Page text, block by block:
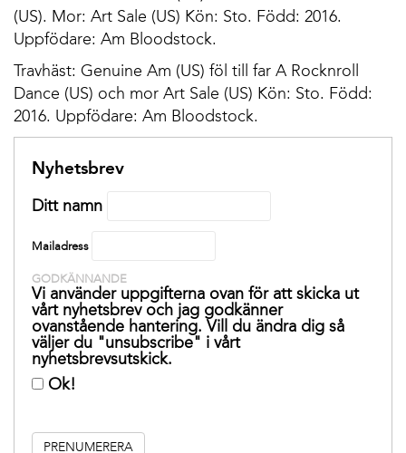
(US). Mor: Art Sale (US) Kön: Sto. Född: 2016.
Uppfödare: Am Bloodstock.
Travhäst: Genuine Am (US) föl till far A Rocknroll
Dance (US) och mor Art Sale (US) Kön: Sto. Född:
2016. Uppfödare: Am Bloodstock.
Nyhetsbrev
Ditt namn
Mailadress
GODKÄNNANDE
Vi använder uppgifterna ovan för att skicka ut
vårt nyhetsbrev och jag godkänner
ovanstående hantering. Vill du ändra dig så
väljer du "unsubscribe" i vårt
nyhetsbrevsutskick.
Ok!